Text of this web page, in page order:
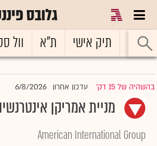
גלובס
ראשי תיק אישי ת"א וול
בהשהיה של 15 דק' |עדכון אחרון 6/8/2026
מניית אמריקן
American International Group